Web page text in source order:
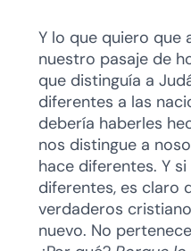
Y lo que quiero que
nuestro pasaje de
que distinguía a
diferentes a las
debería haberles
nos distingue a
hace diferentes. Y
diferentes, es claro
verdaderos
nuevo. No